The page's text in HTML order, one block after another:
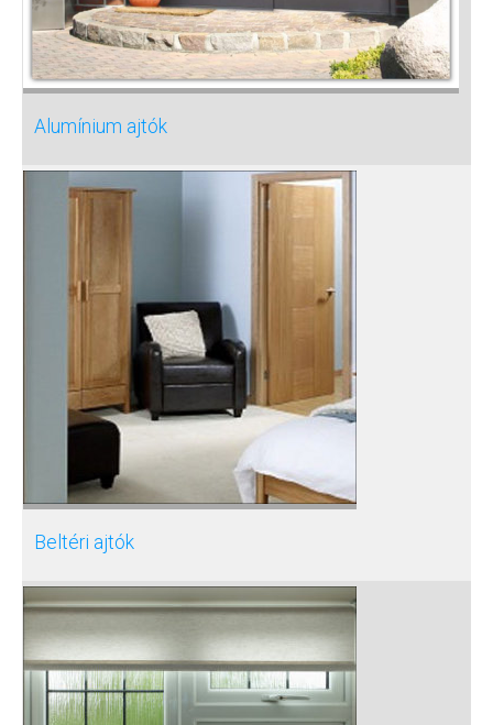
Alumínium ajtók
Beltéri ajtók